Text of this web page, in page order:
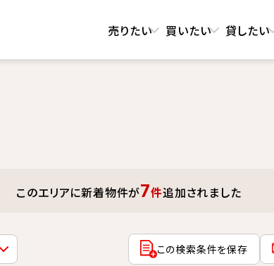
売りたい 買いたい 貸したい
このエリアに新着物件が7件追加されました
この検索条件を保存